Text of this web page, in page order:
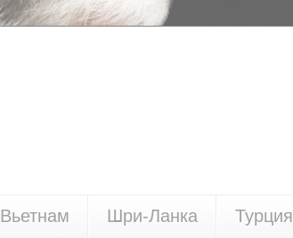
Вьетнам Шри-Ланка Турция